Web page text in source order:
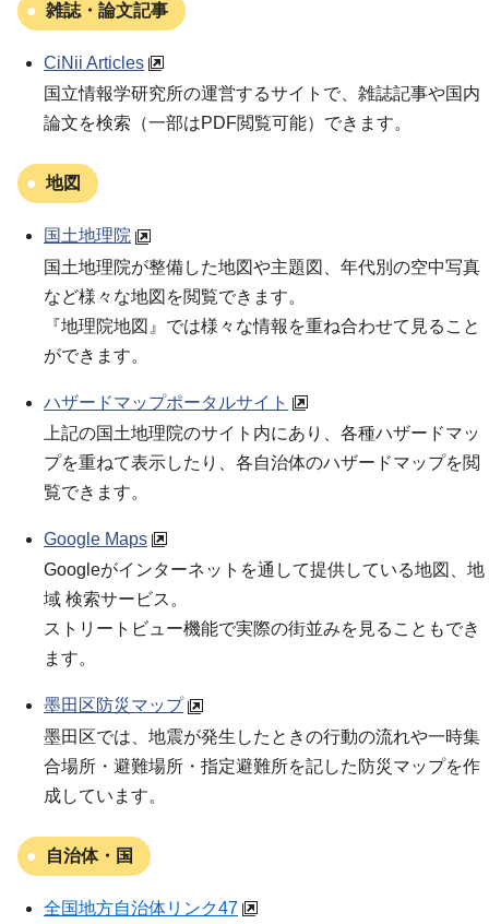
雑誌・論文記事
CiNii Articles
国立情報学研究所の運営するサイトで、雑誌記事や国内
論文を検索（一部はPDF閲覧可能）できます。
地図
国土地理院
国土地理院が整備した地図や主題図、年代別の空中写真
など様々な地図を閲覧できます。
『地理院地図』では様々な情報を重ね合わせて見ること
ができます。
ハザードマップポータルサイト
上記の国土地理院のサイト内にあり、各種ハザードマッ
プを重ねて表示したり、各自治体のハザードマップを閲
覧できます。
Google Maps
Googleがインターネットを通して提供している地図、地
域 検索サービス。
ストリートビュー機能で実際の街並みを見ることもでき
ます。
墨田区防災マップ
墨田区では、地震が発生したときの行動の流れや一時集
合場所・避難場所・指定避難所を記した防災マップを作
成しています。
自治体・国
全国地方自治体リンク47